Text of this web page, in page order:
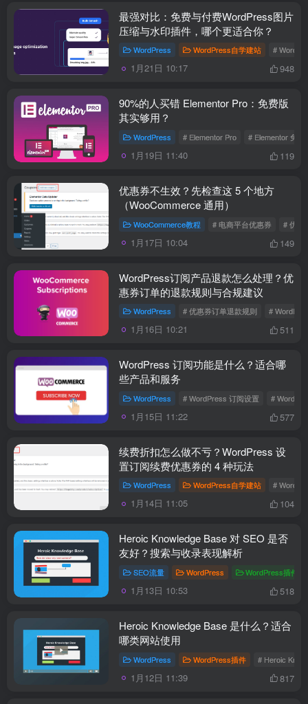
最强对比：免费与付费WordPress图片
压缩与水印插件，哪个更适合你？
WordPress WordPress自学建站 #
1月21日 10:17 948
90%的人买错 Elementor Pro：免费版
其实够用？
WordPress # Elementor Pro # Elementor 免
1月19日 11:40 119
优惠券不生效？先检查这 5 个地方
（WooCommerce 通用）
WooCommerce教程 # 电商平台优惠券 # 优惠
1月17日 10:04 149
WordPress订阅产品退款怎么处理？优
惠券订单的退款规则与合规建议
WordPress # 优惠券订单退款规则 #
1月16日 10:21 511
WordPress 订阅功能是什么？适合哪
些产品和服务
WordPress # WordPress 订阅设置 #
1月15日 11:22 577
续费折扣怎么做不亏？WordPress 设
置订阅续费优惠券的 4 种玩法
WordPress WordPress自学建站 #
1月14日 11:05 104
Heroic Knowledge Base 对 SEO 是否
友好？搜索与收录表现解析
SEO流量 WordPress WordPress插件
1月13日 10:53 518
Heroic Knowledge Base 是什么？适合
哪类网站使用
WordPress WordPress插件 # Heroic
1月12日 11:39 817